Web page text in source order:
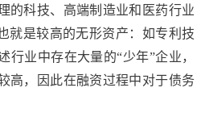
的科技、高端制造业和医药行业
就是较高的无形资产：如专利技
行业中存在大量的“少年”企业，
高，因此在融资过程中对于债务